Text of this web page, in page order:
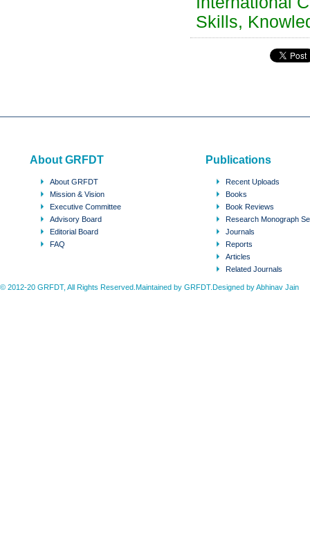
Skills,
About GRFDT
About GRFDT
Mission & Vision
Executive Committee
Advisory Board
Editorial Board
FAQ
Publications
Recent Uploads
Books
Book Reviews
Research Monograph
Journals
Reports
Articles
Related Journals
© 2012-20 GRFDT, All Rights Reserved.Maintained by GRFDT.Designed byAbhinav Jain